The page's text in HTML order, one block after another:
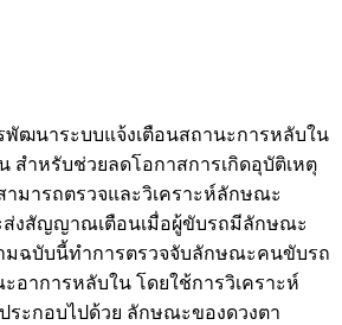
ฒนาระบบแจ้งเตือนสถานะการหลับใน
สำหรับช่วยลดโอกาสการเกิดอุบัติเหตุ
มารถตรวจและวิเคราะห์ลักษณะ
ส่งสัญญาณเตือนเมื่อผู้ขับรถมีลักษณะ
ฉบับนี้ทำการตรวจจับลักษณะคนขับรถ
อาการหลับใน โดยใช้การวิเคราะห์
ระกอบไปด้วย ลักษณะของดวงตา